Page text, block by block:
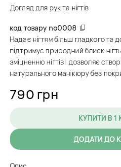
Догляд для рук та нігтів
код товару no0008
Надає нігтям більш гладкого та
підтримує природний блиск
зміцненню нігтів і дозволяє
натурального манікюру без
790 грн
КУПИТИ В 1
ДОДАТИ ДО